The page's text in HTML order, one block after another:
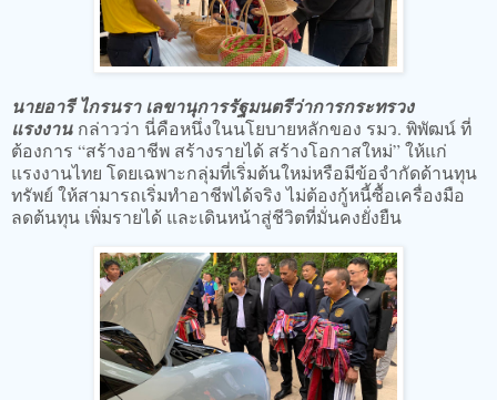
นายอารี ไกรนรา เลขานุการรัฐมนตรีว่าการกระทรวง
แรงงาน กล่าวว่า นี่คือหนึ่งในนโยบายหลักของ รมว. พิพัฒน์ ที่
ต้องการ “สร้างอาชีพ สร้างรายได้ สร้างโอกาสใหม่” ให้แก่
แรงงานไทย โดยเฉพาะกลุ่มที่เริ่มต้นใหม่หรือมีข้อจำกัดด้านทุน
ทรัพย์ ให้สามารถเริ่มทำอาชีพได้จริง ไม่ต้องกู้หนี้ซื้อเครื่องมือ
ลดต้นทุน เพิ่มรายได้ และเดินหน้าสู่ชีวิตที่มั่นคงยั่งยืน